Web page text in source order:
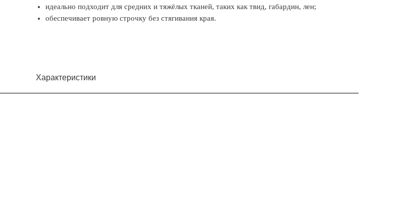
идеально подходит для средних и тяжёлых тканей, таких как твид, габардин, лен;
обеспечивает ровную строчку без стягивания края.
Характеристики